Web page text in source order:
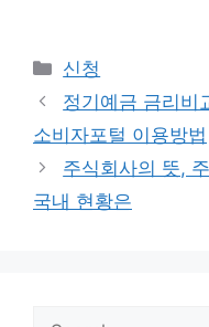
Categories
신청
정기예금 금리비
소비자포털 이용방법
주식회사의 뜻,
국내 현황은